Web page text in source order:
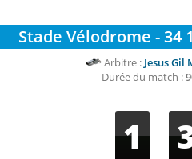
Stade Vélodrome - 34
Arbitre : Jesus Gil
Durée du match :
1 -